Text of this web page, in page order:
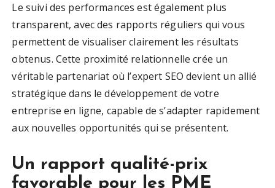
Le suivi des performances est également plus
transparent, avec des rapports réguliers qui vous
permettent de visualiser clairement les résultats
obtenus. Cette proximité relationnelle crée un
véritable partenariat où l’expert SEO devient un allié
stratégique dans le développement de votre
entreprise en ligne, capable de s’adapter rapidement
aux nouvelles opportunités qui se présentent.
Un rapport qualité-prix
favorable pour les PME